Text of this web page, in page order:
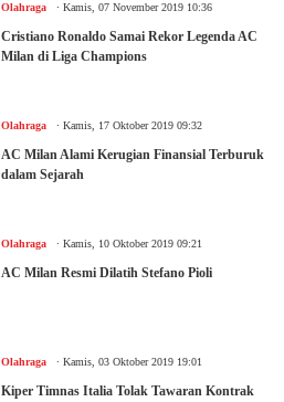
Olahraga Kamis, 07 November 2019 10:36
Cristiano Ronaldo Samai Rekor Legenda AC
Milan di Liga Champions
Olahraga Kamis, 17 Oktober 2019 09:32
AC Milan Alami Kerugian Finansial Terburuk
dalam Sejarah
Olahraga Kamis, 10 Oktober 2019 09:21
AC Milan Resmi Dilatih Stefano Pioli
Olahraga Kamis, 03 Oktober 2019 19:01
Kiper Timnas Italia Tolak Tawaran Kontrak